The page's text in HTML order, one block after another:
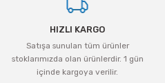
Ürün resmi kalitesiz, bozuk veya
Ürün açıklamasında eksik bilgiler
Ürün bilgilerinde hatalar bulunuyor.
Ürün fiyatı diğer sitelerden daha
HIZLI KARGO
Satışa sunulan tüm ürünler
stoklarımızda olan ürünlerdir. 1 gün
içinde kargoya verilir.